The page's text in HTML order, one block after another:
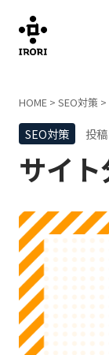
HOME > SEO対策 >
SEO対策 投
サイ